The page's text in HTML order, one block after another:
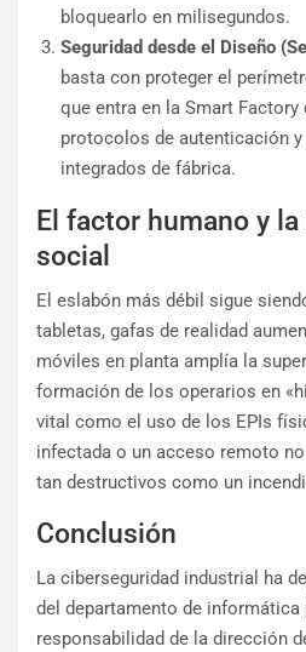
bloquearlo en milisegundos.
Seguridad desde el Diseño
basta con proteger el
que entra en la Smart
protocolos de autenticación
integrados de fábrica.
El factor humano y
social
El eslabón más débil sigue
tabletas, gafas de realidad
móviles en planta amplía la
formación de los operarios en
vital como el uso de los EPIs
infectada o un acceso remoto
tan destructivos como un
Conclusión
La ciberseguridad industrial ha
del departamento de informática
responsabilidad de la dirección